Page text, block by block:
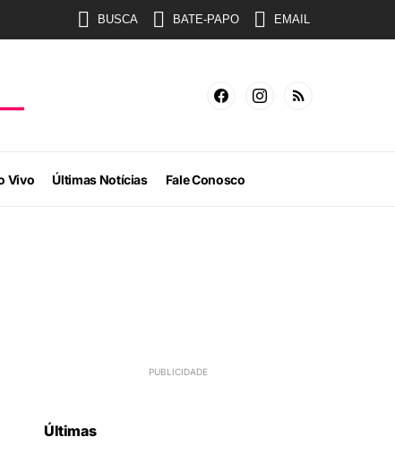
BUSCA BATE-PAPO EMAIL
Vivo Últimas Notícias Fale Conosco
Últimas